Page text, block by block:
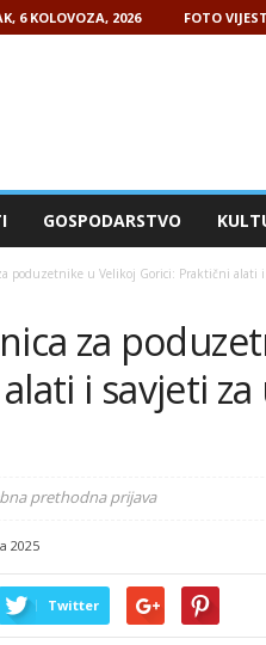
6 KOLOVOZA, 2026 FOTO
GOSPODARSTVO
poduzetnike u Velikoj Gorici: Praktični alati
za
i savjeti
prethodna prijava
2025
Twitter